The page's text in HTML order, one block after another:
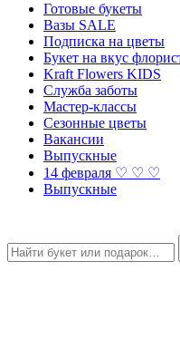
Готовые букеты
Вазы SALE
Подписка на цветы
Букет на вкус
Kraft Flowers KIDS
Служба заботы
Мастер-классы
Сезонные цветы
Вакансии
Выпускные
14 февраля ♡ ♡ ♡
Выпускные